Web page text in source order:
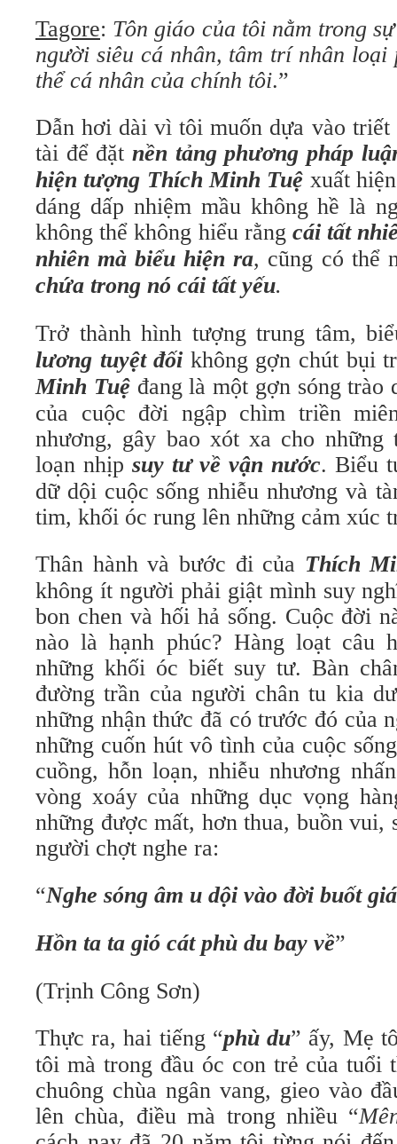
Tagore: Tôn giáo của tôi nằm trong
người siêu cá nhân, tâm trí nhân loại
thể cá nhân của chính tôi.”
Dẫn hơi dài vì tôi muốn dựa vào
tài để đặt nền tảng phương pháp
hiện tượng Thích Minh Tuệ xuất
dáng dấp nhiệm mầu không hề là
không thể không hiểu rằng cái tất
nhiên mà biểu hiện ra, cũng có thể
chứa trong nó cái tất yếu.
Trở thành hình tượng trung tâm,
lương tuyệt đối không gợn chút bụi
Minh Tuệđang là một gợn sóng trào
của cuộc đời ngập chìm triền
nhương, gây bao xót xa cho
loạn nhịp suy tư về vận nước. Biểu
dữ dội cuộc sống nhiễu nhương và
tim, khối óc rung lên những cảm xúc
Thân hành và bước đi của Thích
không ít người phải giật mình suy
bon chen và hối hả sống. Cuộc đời
nào là hạnh phúc? Hàng loạt câu
những khối óc biết suy tư. Bàn
đường trần của người chân tu kia
những nhận thức đã có trước đó của
những cuốn hút vô tình của cuộc
cuồng, hỗn loạn, nhiễu nhương
vòng xoáy của những dục vọng
những được mất, hơn thua, buồn
người chợt nghe ra:
“Nghe sóng âm u dội vào đời buốt giá
Hồn ta ta gió cát phù du bay về”
(Trịnh Công Sơn)
Thực ra, hai tiếng “phù du” ấy, Mẹ
tôi mà trong đầu óc con trẻ của tuổi
chuông chùa ngân vang, gieo vào
lên chùa, điều mà trong nhiều “